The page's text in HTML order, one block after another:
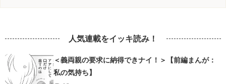
人気連載をイッキ読み！
＜義両親の要求に納得できナイ！＞【前編まんが：
私の気持ち】